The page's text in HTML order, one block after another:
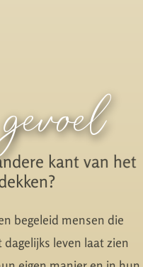
kant van het
begeleid mensen die
leven laat zien